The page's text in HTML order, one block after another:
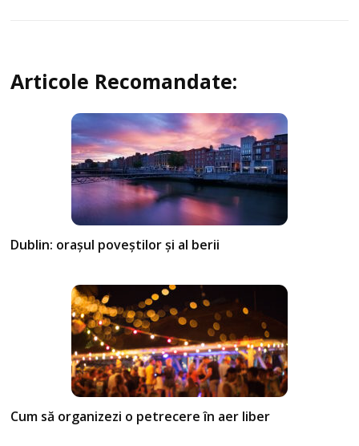
Articole Recomandate:
Dublin: orașul poveștilor și al berii
Cum să organizezi o petrecere în aer liber